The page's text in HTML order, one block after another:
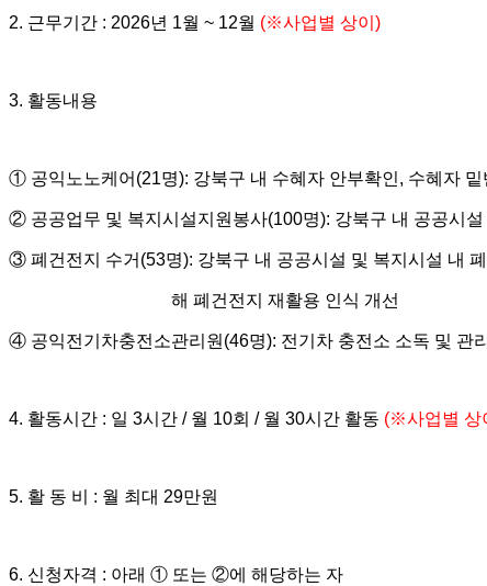
2. 근무기간 : 2026년 1월 ~ 12월 (※사업별 상이 )
3. 활동내용
① 공익노노케어 (21명): 강북구 내 수혜자 안부확인, 수혜자
② 공공업무 및 복지시설지원봉사(100명): 강북구 내 공공시
③ 폐건전지 수거 (53명): 강북구 내 공공시설 및 복지시설 내
해 폐건전지 재활용 인식 개선
④ 공익전기차충전소관리원 (46명): 전기차 충전소 소독 및 관리
4. 활동시간 : 일 3시간 / 월 10회 / 월 30시간 활동 (※사업별 상
5. 활 동 비 : 월 최대 29만원
6. 신청자격 : 아래 ① 또는 ②에 해당하는 자